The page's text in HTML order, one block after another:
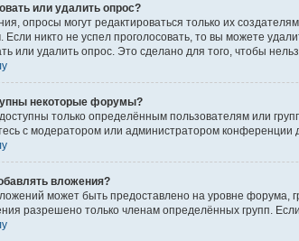
или удалить опрос?
опросы могут редактироваться только их
Если никто не успел проголосовать, то вы можете
или удалить опрос. Это сделано для того, чтобы
некоторые форумы?
только определённым пользователям или
с модератором или администратором конференции
вложения?
может быть предоставлено на уровне
разрешено только членам определённых групп.